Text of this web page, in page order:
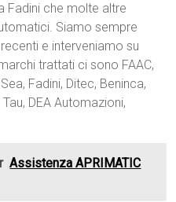
Fadini che molte altre
Siamo sempre
e interveniamo su
trattati ci sono FAAC,
Fadini, Ditec, Beninca,
DEA Automazioni,
Assistenza APRIMATIC